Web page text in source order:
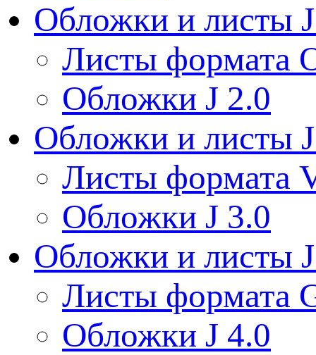
Обложки и листы
Листы формата
Обложки J 2.0
Обложки и листы
Листы формата
Обложки J 3.0
Обложки и листы
Листы формата
Обложки J 4.0